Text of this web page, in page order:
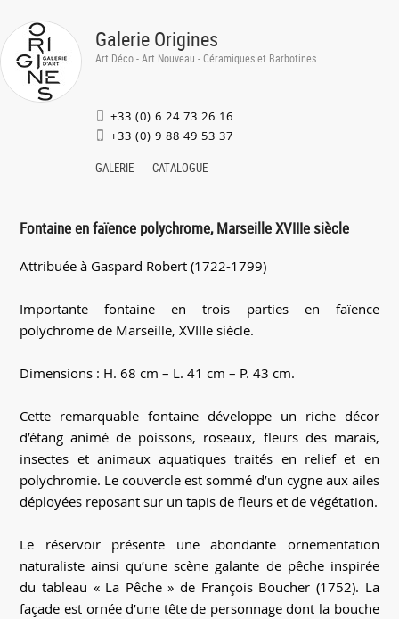
Galerie Origines
Art Déco - Art Nouveau - Céramiques et Barbotines
+33 (0) 6 24 73 26 16
+33 (0) 9 88 49 53 37
GALERIE CATALOGUE
Fontaine en faïence polychrome, Marseille XVIIIe siècle
Attribuée à Gaspard Robert (1722-1799)
Importante fontaine en trois parties en faïence
polychrome de Marseille, XVIIIe siècle.
Dimensions : H. 68 cm – L. 41 cm – P. 43 cm.
Cette remarquable fontaine développe un riche décor
d’étang animé de poissons, roseaux, fleurs des marais,
insectes et animaux aquatiques traités en relief et en
polychromie. Le couvercle est sommé d’un cygne aux ailes
déployées reposant sur un tapis de fleurs et de végétation.
Le réservoir présente une abondante ornementation
naturaliste ainsi qu’une scène galante de pêche inspirée
du tableau « La Pêche » de François Boucher (1752). La
façade est ornée d’une tête de personnage dont la bouche